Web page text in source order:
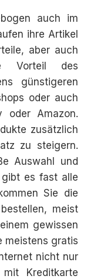
auch im
ihre Artikel
aber auch
Vorteil des
günstigeren
oder auch
oder Amazon.
zusätzlich
zu steigern.
Auswahl und
es fast alle
Sie die
meist
gewissen
meistens gratis
nicht nur
Kreditkarte